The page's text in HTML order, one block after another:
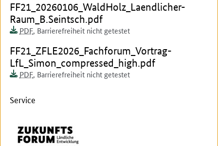
Dokument zum runterladen:
FF21_20260106_WaldHolz_Laendlicher-
Raum_B.Seintsch.pdf
Dokumentenformat:
PDF
Barrierefreiheit:
Dieses Dokument ist auf
, Barrierefreiheit nicht getestet
Dokument zum runterladen:
FF21_ZFLE2026_Fachforum_Vortrag-
LfL_Simon_compressed_high.pdf
Dokumentenformat:
PDF
Barrierefreiheit:
Dieses Dokument ist auf
, Barrierefreiheit nicht getestet
Service